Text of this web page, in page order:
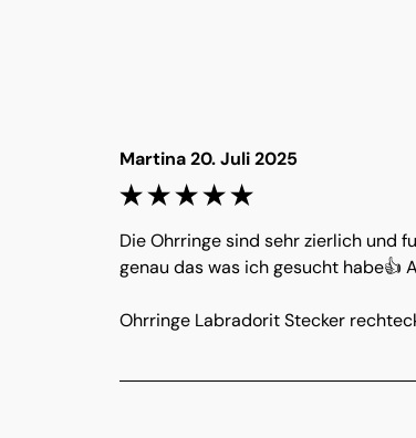
Martina 20. Juli 2025
Die Ohrringe sind sehr zierlich und
genau das was ich gesucht habe👍
Ohrringe Labradorit Stecker